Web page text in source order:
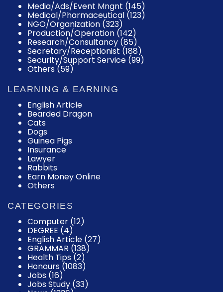
Media/Ads/Event Mngnt (145)
Medical/Pharmaceutical (123)
NGO/Organization (323)
Production/Operation (142)
Research/Consultancy (85)
Secretary/Receptionist (188)
Security/Support Service (99)
Others (59)
LEARNING & EARNING
English Article
Bearded Dragon
Cats
Dogs
Guinea Pigs
Insurance
Lawyer
Rabbits
Earn Money Online
Others
CATEGORIES
Computer (12)
DEGREE (4)
English Article (27)
GRAMMAR (138)
Health Tips (2)
Honours (1083)
Jobs (16)
Jobs Study (33)